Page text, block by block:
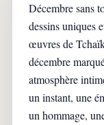
Décembre sans
dessins uniques
œuvres de
décembre
atmosphère
un instant, une
un hommage,